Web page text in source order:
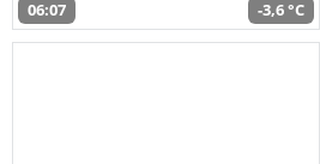
06:07 -3,6 °C